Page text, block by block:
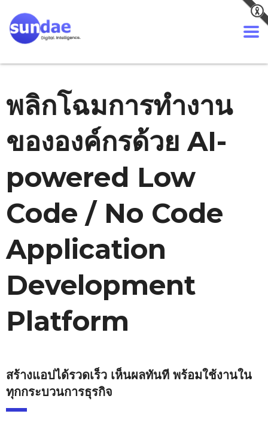
พลิกโฉมการทำงาน
ขององค์กรด้วย AI-
powered Low
Code / No Code
Application
Development
Platform
สร้างแอปได้รวดเร็ว เห็นผลทันที พร้อมใช้งานใน
ทุกกระบวนการธุรกิจ